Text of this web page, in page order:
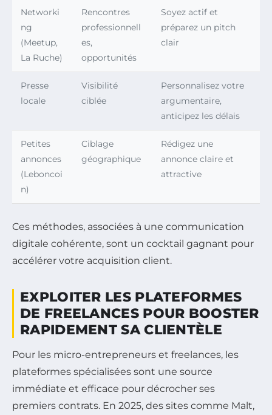
Networki
ng
(Meetup,
La Ruche)
Rencontres
professionnell
es,
opportunités
Soyez actif et
préparez un pitch
clair
Presse
locale
Visibilité
ciblée
Personnalisez votre
argumentaire,
anticipez les délais
Petites
annonces
(Leboncoi
n)
Ciblage
géographique
Rédigez une
annonce claire et
attractive
Ces méthodes, associées à une communication
digitale cohérente, sont un cocktail gagnant pour
accélérer votre acquisition client.
EXPLOITER LES PLATEFORMES
DE FREELANCES POUR BOOSTER
RAPIDEMENT SA CLIENTÈLE
Pour les micro-entrepreneurs et freelances, les
plateformes spécialisées sont une source
immédiate et efficace pour décrocher ses
premiers contrats. En 2025, des sites comme Malt,